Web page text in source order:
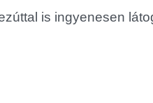
is ingyenesen